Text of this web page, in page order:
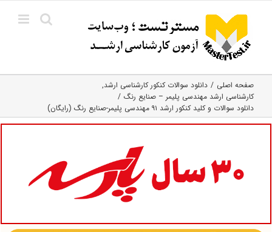
content
صفحه اصلی
دانلود سوالات کنکور کارشناسی ارشد
کارشناسی ارشد مهندسی پلیمر – صنایع رنگ
دانلود سوالات و کلید کنکور ارشد ۹۱ مهندسی پلیمر-صنایع رنگ (رایگان)